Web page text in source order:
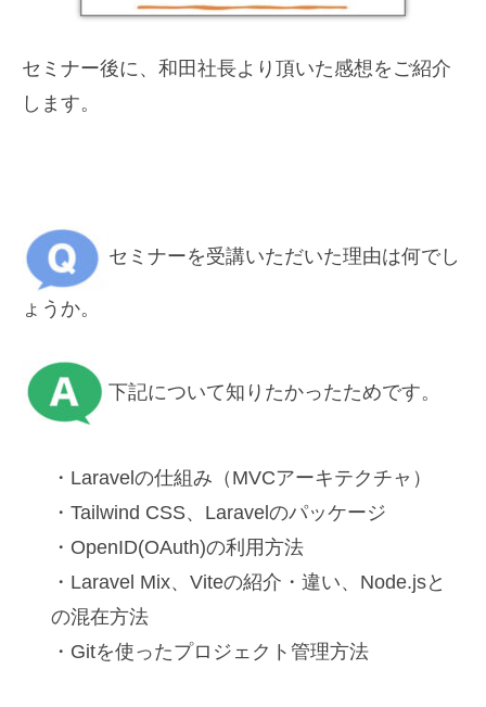
セミナー後に、和田社長より頂いた感想をご紹介
します。
セミナーを受講いただいた理由は何でし
ょうか。
下記について知りたかったためです。
・Laravelの仕組み（MVCアーキテクチャ）
・Tailwind CSS、Laravelのパッケージ
・OpenID(OAuth)の利用方法
・Laravel Mix、Viteの紹介・違い、Node.jsと
の混在方法
・Gitを使ったプロジェクト管理方法